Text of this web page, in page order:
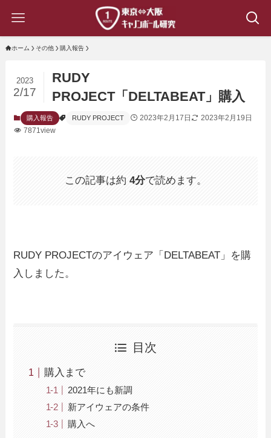
ホーム その他 購入報告
RUDY
PROJECT「DELTABEAT」購入
2023
2/17
購入報告 RUDY PROJECT 2023年2月17日
2023年2月19日
7871view
この記事は約 4分で読めます。
RUDY PROJECTのアイウェア「DELTABEAT」を購
入しました。
目次
購入まで
2021年にも新調
新アイウェアの条件
購入へ